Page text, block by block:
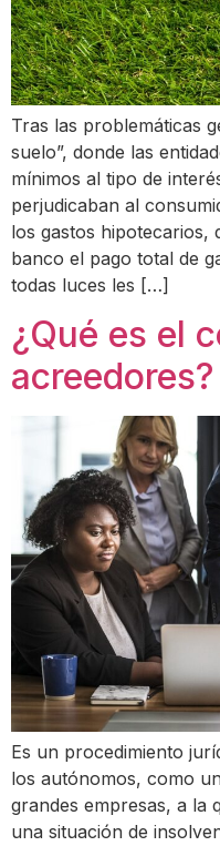
Tras las problemáticas
suelo”, donde las
mínimos al tipo de
perjudicaban al
los gastos hipotecarios,
banco el pago total de
todas luces les […]
¿Qué es el
acreedores?
Es un procedimiento
los autónomos, como
grandes empresas, a la
una situación de